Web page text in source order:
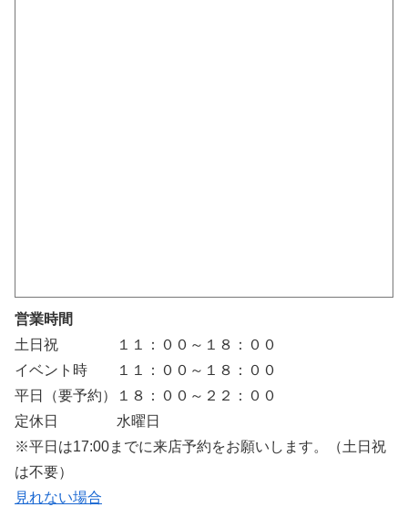
営業時間
土日祝 １１：００～１８：００
イベント時 １１：００～１８：００
平日（要予約）１８：００～２２：００
定休日 水曜日
※平日は17:00までに来店予約をお願いします。（土日祝
は不要）
見れない場合